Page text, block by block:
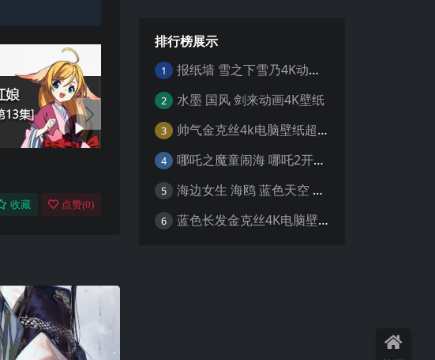
收藏 点赞(0)
排行榜展示
1 报纸墙 雪之下雪乃4K动漫壁纸
2 水墨 国风 剑来动画4K壁纸
3 帅气金克丝4k电脑壁纸超清
4 哪吒之魔童闹海 哪吒2开场4K壁纸
5 海边女生 海鸥 蓝色天空 4K壁纸
6 蓝色长发金克丝4K电脑壁纸